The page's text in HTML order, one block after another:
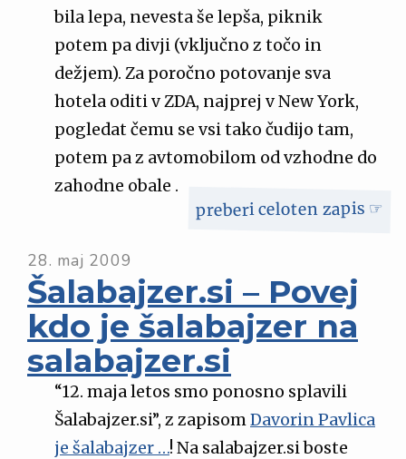
bila lepa, nevesta še lepša, piknik
potem pa divji (vključno z točo in
dežjem). Za poročno potovanje sva
hotela oditi v ZDA, najprej v New York,
pogledat čemu se vsi tako čudijo tam,
potem pa z avtomobilom od vzhodne do
zahodne obale .
preberi celoten zapis ☞
28. maj 2009
Šalabajzer.si – Povej
kdo je šalabajzer na
salabajzer.si
“12. maja letos smo ponosno splavili
Šalabajzer.si”, z zapisomDavorin Pavlica
je šalabajzer …! Na salabajzer.si boste